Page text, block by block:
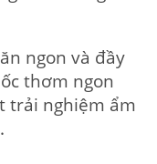
ngon và đầy
thơm ngon
trải nghiệm ẩm